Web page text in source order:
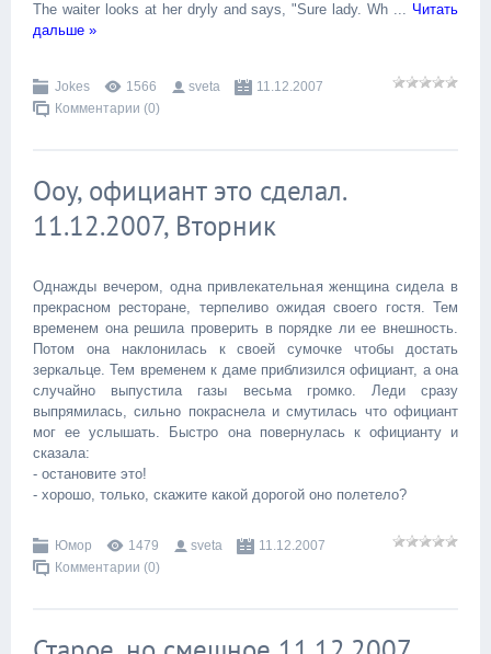
The waiter looks at her dryly and says, "Sure lady. Wh ... Читать
дальше »
Jokes 1566 sveta
11.12.2007
Комментарии (0)
Ооу, официант это сделал.
11.12.2007, Вторник
Однажды вечером, одна привлекательная женщина сидела в
прекрасном ресторане, терпеливо ожидая своего гостя. Тем
временем она решила проверить в порядке ли ее внешность.
Потом она наклонилась к своей сумочке чтобы достать
зеркальце. Тем временем к даме приблизился официант, а она
случайно выпустила газы весьма громко. Леди сразу
выпрямилась, сильно покраснела и смутилась что официант
мог ее услышать. Быстро она повернулась к официанту и
сказала:
- остановите это!
- хорошо, только, скажите какой дорогой оно полетело?
Юмор 1479 sveta
11.12.2007
Комментарии (0)